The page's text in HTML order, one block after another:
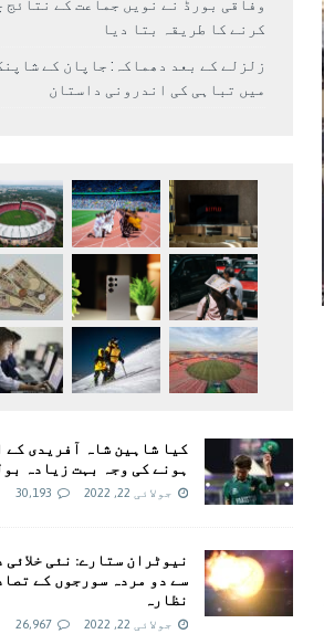
وفاقی بورڈ نے نویں جماعت کے نتائج
کرنے کا طریقہ بتا دیا
زلزلے کے بعد دھماکہ: جاپان کے
میں تباہی کی اندرونی داستان
کیا شاہین شاہ آفریدی کے
ہونے کی وجہ بہت زیادہ
جولائی 22, 2022 30,193
نیوٹران ستارے: نئی خلائی
سے دو مردہ سورجوں کے
نظارہ
جولائی 22, 2022 26,967